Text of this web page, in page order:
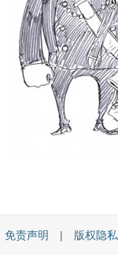
免责声明 | 版权隐私